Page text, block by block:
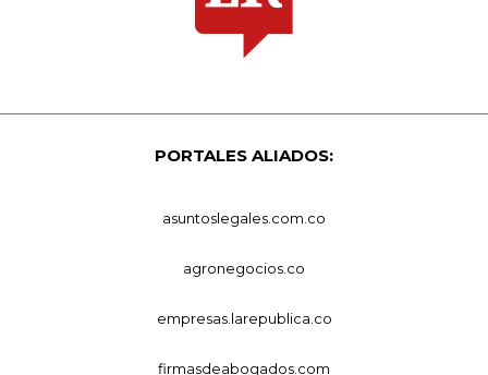
PORTALES ALIADOS:
asuntoslegales.com.co
agronegocios.co
empresas.larepublica.co
firmasdeabogados.com